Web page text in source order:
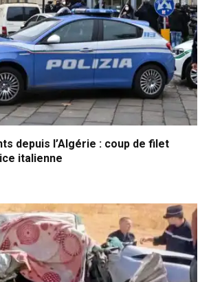
depuis l’Algérie : coup de filet
italienne